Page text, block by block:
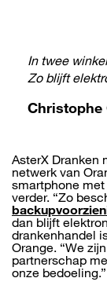
In twee
Zo blijft
Christophe
AsterX Dranken
netwerk van
smartphone
verder. “Zo
dan blijft
drankenhandel
Orange. “We
partnerschap
onze bedoeling.”